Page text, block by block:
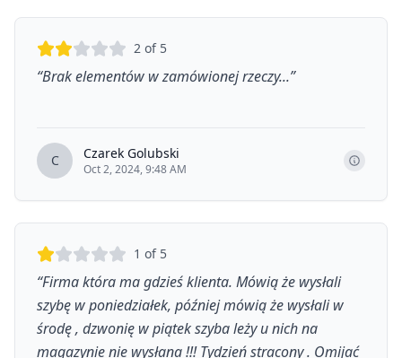
2 of 5
“Brak elementów w zamówionej rzeczy...”
C Czarek Golubski
Oct 2, 2024, 9:48 AM
1 of 5
“Firma która ma gdzieś klienta. Mówią że wysłali
szybę w poniedziałek, później mówią że wysłali w
środę , dzwonię w piątek szyba leży u nich na
magazynie nie wysłana !!! Tydzień stracony . Omijać